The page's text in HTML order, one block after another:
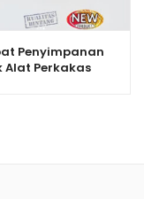
Penyimpanan
Alat Perkakas